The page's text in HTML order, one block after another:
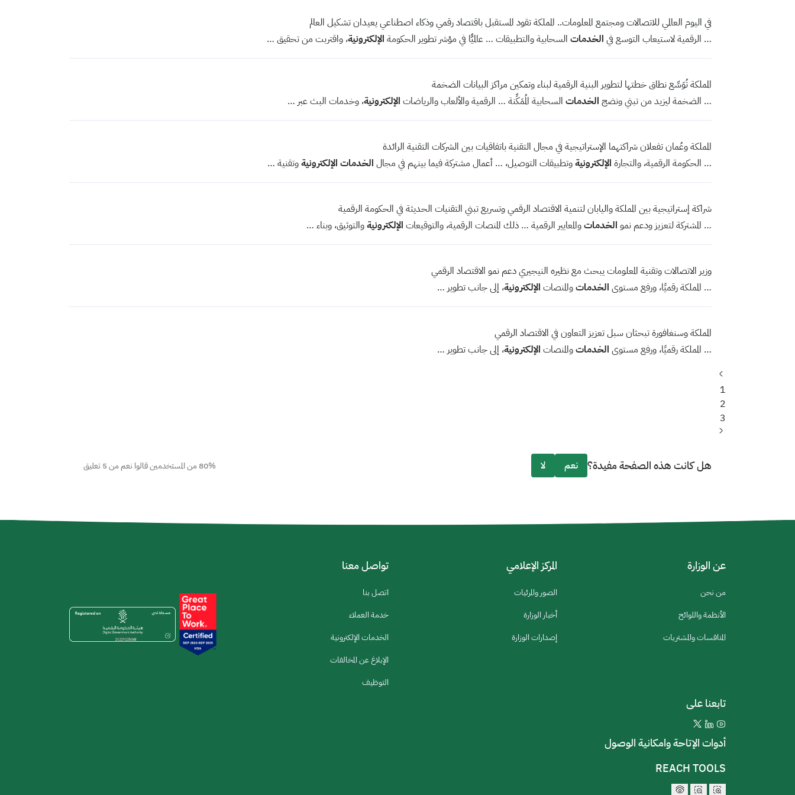
في اليوم العالمي للاتصالات ومجتمع المعلومات.. المملكة تقود المستقبل باقتصاد رقمي وذكاء اصطناعي يعيدان تشكيل العالم
… الرقمية لاستيعاب التوسع في الخدمات السحابية والتطبيقات … عالميًّا في مؤشر تطوير الحكومة الإلكترونية، واقتربت من تحقيق …
المملكة تُوَسِّع نطاق خطتها لتطوير البنية الرقمية لبناء وتمكين مراكز البيانات الضخمة
… الضخمة ليزيد من تبني ونضج الخدمات السحابية المُمَكِّنة … الرقمية والألعاب والرياضات الإلكترونية، وخدمات البث عبر …
المملكة وعُمان تفعلان شراكتهما الإستراتيجية في مجال التقنية باتفاقيات بين الشركات التقنية الرائدة
… الحكومة الرقمية، والتجارة الإلكترونيةوتطبيقات التوصيل، … أعمال مشتركة فيما بينهم في مجال الخدمات الإلكترونيةوتقنية …
شراكة إستراتيجية بين المملكة واليابان لتنمية الاقتصاد الرقمي وتسريع تبني التقنيات الحديثة في الحكومة الرقمية
… المشتركة لتعزيز ودعم نمو الخدماتوالمعايير الرقمية … ذلك المنصات الرقمية، والتوقيعات الإلكترونيةوالتوثيق، وبناء …
وزير الاتصالات وتقنية المعلومات يبحث مع نظيره النيجيري دعم نمو الاقتصاد الرقمي
… المملكة رقميًا، ورفع مستوى الخدماتوالمنصات الإلكترونية، إلى جانب تطوير …
المملكة وسنغافورة تبحثان سبل تعزيز التعاون في الاقتصاد الرقمي
… المملكة رقميًا، ورفع مستوى الخدماتوالمنصات الإلكترونية، إلى جانب تطوير …
Previous
page
Page
1
Current
page
2
Page
3
الصفحة
هل كانت هذه الصفحة مفيدة؟ نعم لا 80% من المستخدمين قالوا نعم من 5 تعليق
عن الوزارة
من نحن
الأنظمة واللوائح
المنافسات والمشتريات
المركز الإعلامي
الصور والمرئيات
أخبار الوزارة
إصدارات الوزارة
تواصل معنا
اتصل بنا
خدمة العملاء
الخدمات الإلكترونية
الإبلاغ عن المخالفات
التوظيف
تابعنا على
أدوات الإتاحة وامكانية الوصول
REACH TOOLS